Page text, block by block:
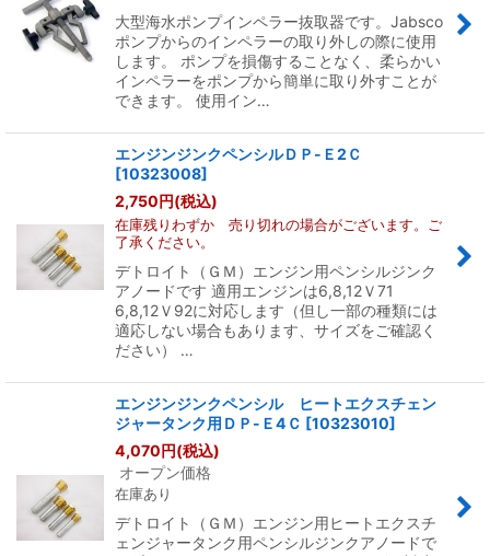
大型海水ポンプインペラー抜取器です。Jabsco
ポンプからのインペラーの取り外しの際に使用
します。 ポンプを損傷することなく、柔らかい
インペラーをポンプから簡単に取り外すことが
できます。 使用イン…
エンジンジンクペンシルＤＰ-Ｅ2Ｃ
[10323008]
2,750円(税込)
在庫残りわずか 売り切れの場合がございます。ご
了承ください。
デトロイト（ＧＭ）エンジン用ペンシルジンク
アノードです 適用エンジンは6,8,12Ｖ71
6,8,12Ｖ92に対応します（但し一部の種類には
適応しない場合もあります、サイズをご確認く
ださい） …
エンジンジンクペンシル ヒートエクスチェン
ジャータンク用ＤＰ-Ｅ4Ｃ [10323010]
4,070円(税込)
オープン価格
在庫あり
デトロイト（ＧＭ）エンジン用ヒートエクスチ
ェンジャータンク用ペンシルジンクアノードで